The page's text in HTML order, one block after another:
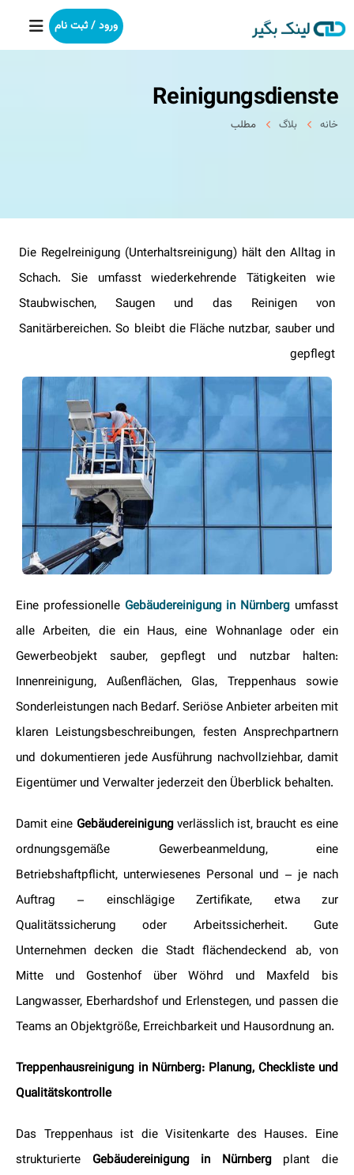
خانه
بکلینک
خدمات ما
درباره ما
آموزش
ورود / ثبت نام
Reinigungsdienste
خانه بلاگ مطلب
Die Regelreinigung (Unterhaltsreinigung) hält den Alltag in
Schach. Sie umfasst wiederkehrende Tätigkeiten wie
Staubwischen, Saugen und das Reinigen von
Sanitärbereichen. So bleibt die Fläche nutzbar, sauber und
gepflegt
Eine professionelle Gebäudereinigung in Nürnberg umfasst
alle Arbeiten, die ein Haus, eine Wohnanlage oder ein
Gewerbeobjekt sauber, gepflegt und nutzbar halten:
Innenreinigung, Außenflächen, Glas, Treppenhaus sowie
Sonderleistungen nach Bedarf. Seriöse Anbieter arbeiten mit
klaren Leistungsbeschreibungen, festen Ansprechpartnern
und dokumentieren jede Ausführung nachvollziehbar, damit
Eigentümer und Verwalter jederzeit den Überblick behalten.
Damit eine Gebäudereinigungverlässlich ist, braucht es eine
ordnungsgemäße Gewerbeanmeldung, eine
Betriebshaftpflicht, unterwiesenes Personal und – je nach
Auftrag – einschlägige Zertifikate, etwa zur
Qualitätssicherung oder Arbeitssicherheit. Gute
Unternehmen decken die Stadt flächendeckend ab, von
Mitte und Gostenhof über Wöhrd und Maxfeld bis
Langwasser, Eberhardshof und Erlenstegen, und passen die
Teams an Objektgröße, Erreichbarkeit und Hausordnung an.
Treppenhausreinigung in Nürnberg: Planung, Checkliste und
Qualitätskontrolle
Das Treppenhaus ist die Visitenkarte des Hauses. Eine
strukturierte Gebäudereinigung in Nürnbergplant die